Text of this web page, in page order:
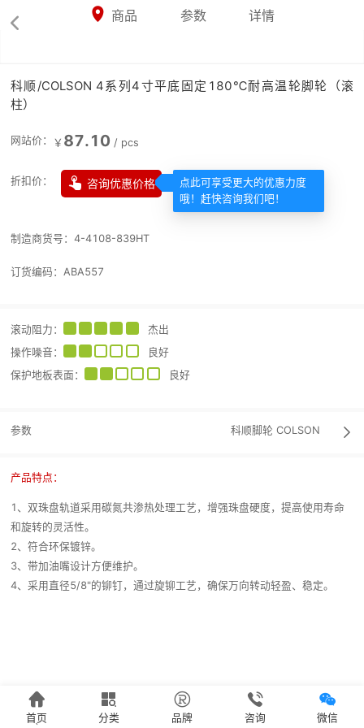

 商品 参数 详情
科顺/COLSON 4系列4寸平底固定180℃耐高温轮脚轮（滚
柱）
网站价： ￥ 87.10 / pcs
折扣价：  咨询优惠价格
点此可享受更大的优惠力度
哦！赶快咨询我们吧！
制造商货号： 4-4108-839HT
订货编码： ABA557
滚动阻力 ：
杰出
操作噪音 ：
良好
保护地板表面 ： 良好
参数 科顺脚轮 COLSON 
产品特点：
1、双珠盘轨道采用碳氮共渗热处理工艺，增强珠盘硬度，提高使用寿命
和旋转的灵活性。
2、符合环保镀锌。
3、带加油嘴设计方便维护。
4、采用直径5/8"的铆钉，通过旋铆工艺，确保万向转动轻盈、稳定。

首页

分类

品牌

咨询

微信